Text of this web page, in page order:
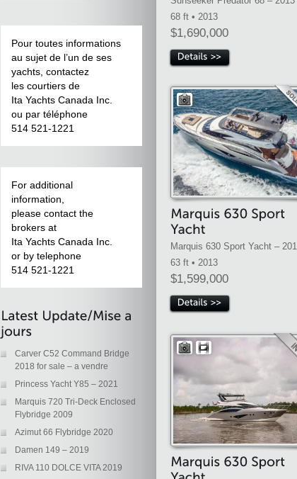
Pour toutes informations
au sujet de l’un de ses
yachts, contactez
les courtiers de
Ita Yachts Canada Inc.
ou par téléphone
514 521-1221
For additional
information,
please contact the
brokers at
Ita Yachts Canada Inc.
or by telephone
514 521-1221
Carver C52 Command Bridge
2018 for sale – a vendre
Princess Yacht Y85 – 2021
Marquis 720 Tri-Deck Enclosed
Flybridge 2009
Azimut 66 Flybridge 2020
Damen 149 – 2019
RIVA 110 DOLCE VITA 2019
68 ft • 2013
$1,690,000
Marquis 630 Sport Yacht –
63 ft • 2013
$1,599,000